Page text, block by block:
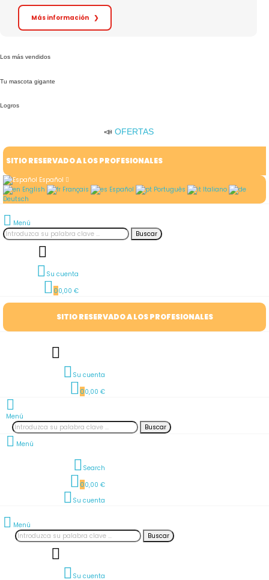
Más información ❯
Los más vendidos
Tu mascota gigante
Logros
📣 OFERTAS
SITIO RESERVADO A LOS PROFESIONALES
Español
English
Français Español Português
Italiano
Deutsch
Menú
Buscar
Su cuenta
00,00 €
SITIO RESERVADO A LOS PROFESIONALES
Su cuenta
00,00 €
Menú
Buscar
Menú
Search
00,00 €
Su cuenta
Menú
Buscar
Su cuenta